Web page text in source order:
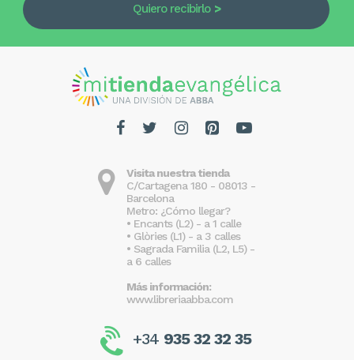
Quiero recibirlo
Visita nuestra tienda
C/Cartagena 180 - 08013 -
Barcelona
Metro: ¿Cómo llegar?
• Encants (L2) - a 1 calle
• Glòries (L1) - a 3 calles
• Sagrada Familia (L2, L5) -
a 6 calles
Más información:
www.libreriaabba.com
+34 935 32 32 35